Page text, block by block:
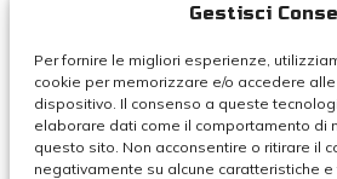
Gestisci
Per fornire le migliori esperienze,
cookie per memorizzare e/o accedere
dispositivo. Il consenso a queste
elaborare dati come il comportamento di
questo sito. Non acconsentire o ritirare il
negativamente su alcune caratteristiche e